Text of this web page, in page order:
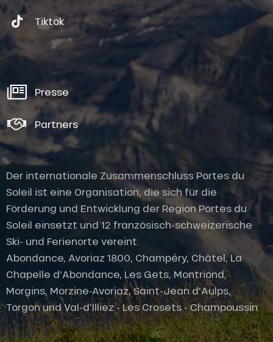
Tiktok
Presse
Partners
Der internationale Zusammenschluss Portes du
Soleil ist eine Organisation, die sich für die
Förderung und Entwicklung der Region Portes du
Soleil einsetzt und 12 französisch-schweizerische
Ski- und Ferienorte vereint.
Abondance, Avoriaz 1800, Champéry, Châtel, La
Chapelle d'Abondance, Les Gets, Montriond,
Morgins, Morzine-Avoriaz, Saint-Jean d'Aulps,
Torgon und Val-d'Illiez - Les Crosets - Champoussin.